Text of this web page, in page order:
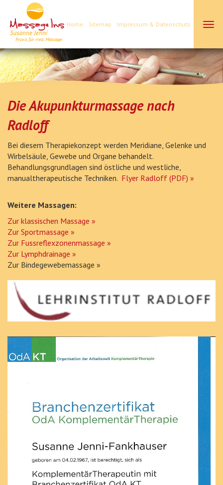
Home Sitemap Impressum & Datenschutz
Die Akupunkturmassage nach
Radloff
Bei diesem Therapiekonzept werden Meridiane, Gelenke und
Wirbelsäule, Gewebe und Organe behandelt.
Behandlungsgrundlagen sind östliche und westliche,
manualtherapeutische Techniken. Flyer Radloff (PDF) »
Weitere Massagen:
Zur klassischen Massage »
Zur Sportmassage »
Zur Fussreflexzonenmassage »
Zur Lymphdrainage »
Zur Bindegewebemassage »